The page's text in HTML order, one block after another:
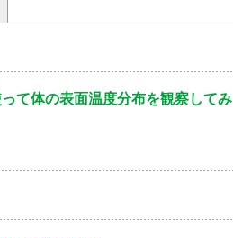
て体の表面温度分布を観察してみ